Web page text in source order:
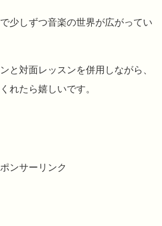
少しずつ音楽の世界が広がってい
と対面レッスンを併用しながら、
れたら嬉しいです。
ンサーリンク